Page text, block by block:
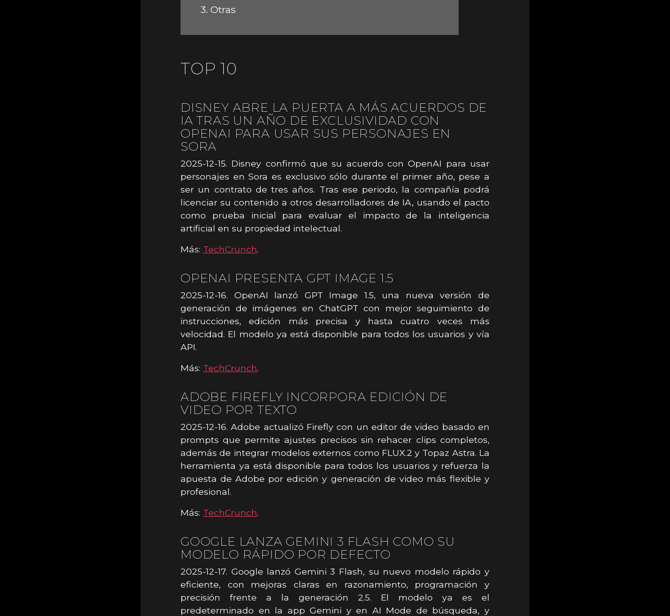
3. Otras
TOP 10
DISNEY ABRE LA PUERTA A MÁS ACUERDOS DE
IA TRAS UN AÑO DE EXCLUSIVIDAD CON
OPENAI PARA USAR SUS PERSONAJES EN
SORA
2025-12-15. Disney confirmó que su acuerdo con OpenAI para usar
personajes en Sora es exclusivo sólo durante el primer año, pese a
ser un contrato de tres años. Tras ese periodo, la compañía podrá
licenciar su contenido a otros desarrolladores de IA, usando el pacto
como prueba inicial para evaluar el impacto de la inteligencia
artificial en su propiedad intelectual.
Más: TechCrunch.
OPENAI PRESENTA GPT IMAGE 1.5
2025-12-16. OpenAI lanzó GPT Image 1.5, una nueva versión de
generación de imágenes en ChatGPT con mejor seguimiento de
instrucciones, edición más precisa y hasta cuatro veces más
velocidad. El modelo ya está disponible para todos los usuarios y vía
API.
Más: TechCrunch.
ADOBE FIREFLY INCORPORA EDICIÓN DE
VIDEO POR TEXTO
2025-12-16. Adobe actualizó Firefly con un editor de video basado en
prompts que permite ajustes precisos sin rehacer clips completos,
además de integrar modelos externos como FLUX.2 y Topaz Astra. La
herramienta ya está disponible para todos los usuarios y refuerza la
apuesta de Adobe por edición y generación de video más flexible y
profesional.
Más: TechCrunch.
GOOGLE LANZA GEMINI 3 FLASH COMO SU
MODELO RÁPIDO POR DEFECTO
2025-12-17. Google lanzó Gemini 3 Flash, su nuevo modelo rápido y
eficiente, con mejoras claras en razonamiento, programación y
precisión frente a la generación 2.5. El modelo ya es el
predeterminado en la app Gemini y en AI Mode de búsqueda, y